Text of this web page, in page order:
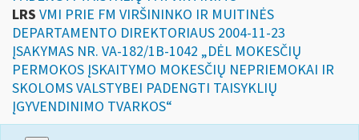
LRS VMI PRIE FM VIRŠININKO IR MUITINĖS
DEPARTAMENTO DIREKTORIAUS 2004-11-23
ĮSAKYMAS NR. VA-182/1B-1042 „DĖL MOKESČIŲ
PERMOKOS ĮSKAITYMO MOKESČIŲ NEPRIEMOKAI IR
SKOLOMS VALSTYBEI PADENGTI TAISYKLIŲ
ĮGYVENDINIMO TVARKOS“